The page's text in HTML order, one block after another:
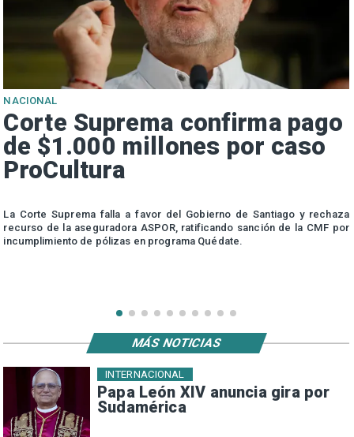
NACIONAL
Corte Suprema confirma pago
de $1.000 millones por caso
ProCultura
La Corte Suprema falla a favor del Gobierno de Santiago y rechaza
recurso de la aseguradora ASPOR, ratificando sanción de la CMF por
incumplimiento de pólizas en programa Quédate.
Papa León XIV anuncia gira por
Sudamérica
INTERNACIONAL
MÁS NOTICIAS